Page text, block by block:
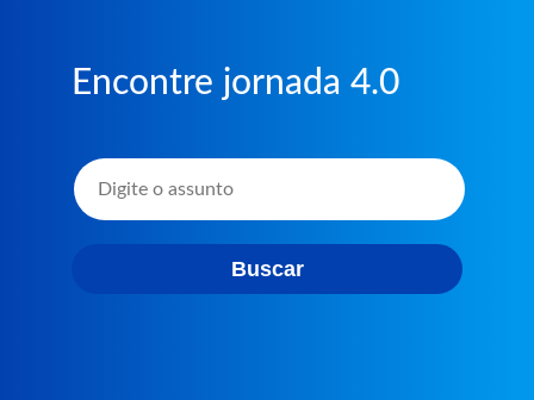
Encontre jornada 4.0
Buscar